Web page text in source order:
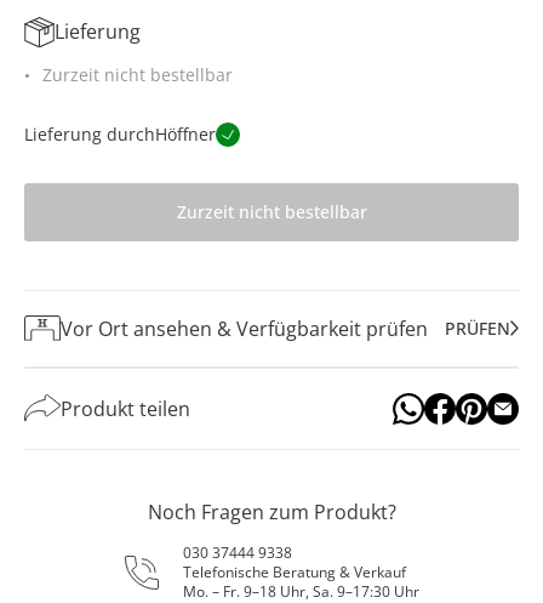
Lieferung
Zurzeit nicht bestellbar
Lieferung durchHöffner
Zurzeit nicht bestellbar
Vor Ort ansehen & Verfügbarkeit prüfen PRÜFEN
Produkt teilen
Noch Fragen zum Produkt?
030 37444 9338
Telefonische Beratung & Verkauf
Mo. – Fr. 9–18 Uhr, Sa. 9–17:30 Uhr